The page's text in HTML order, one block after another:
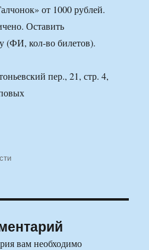
от 1000 рублей.
Оставить
(ФИ, кол-во билетов).
пер., 21, стр. 4,
вам необходимо